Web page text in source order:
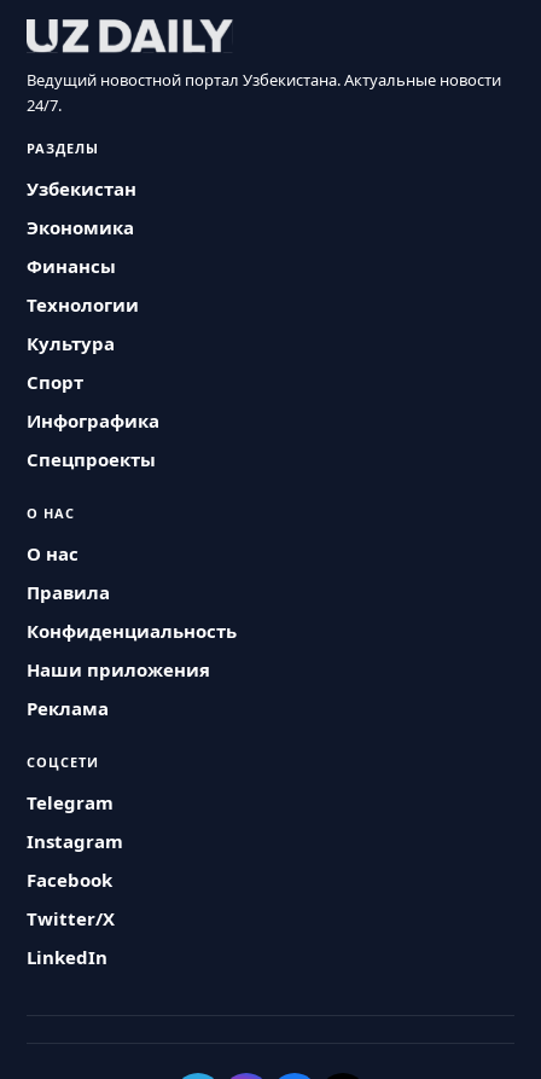
Ведущий новостной портал Узбекистана. Актуальные новости
24/7.
РАЗДЕЛЫ
Узбекистан
Экономика
Финансы
Технологии
Культура
Спорт
Инфографика
Спецпроекты
О НАС
О нас
Правила
Конфиденциальность
Наши приложения
Реклама
СОЦСЕТИ
Telegram
Instagram
Facebook
Twitter/X
LinkedIn